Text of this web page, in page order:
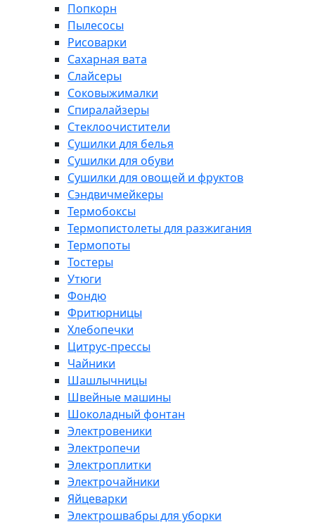
Попкорн
Пылесосы
Рисоварки
Сахарная вата
Слайсеры
Соковыжималки
Спиралайзеры
Стеклоочистители
Сушилки для белья
Сушилки для обуви
Сушилки для овощей и фруктов
Сэндвичмейкеры
Термобоксы
Термопистолеты для разжигания
Термопоты
Тостеры
Утюги
Фондю
Фритюрницы
Хлебопечки
Цитрус-прессы
Чайники
Шашлычницы
Швейные машины
Шоколадный фонтан
Электровеники
Электропечи
Электроплитки
Электрочайники
Яйцеварки
Электрошвабры для уборки